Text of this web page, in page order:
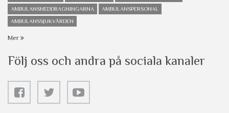
AMBULANSNEDDRAGNINGARNA
AMBULANSPERSONAL
AMBULANSSJUKVÅRDEN
Mer
Följ oss och andra på sociala kanaler